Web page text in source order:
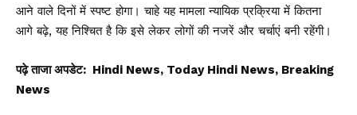
आने वाले दिनों में स्पष्ट होगा। चाहे यह मामला न्यायिक प्रक्रिया में कितना
आगे बढ़े, यह निश्चित है कि इसे लेकर लोगों की नजरें और चर्चाएं बनी रहेंगी।
पढ़े ताजा अपडेट: Hindi News, Today Hindi News, Breaking
News